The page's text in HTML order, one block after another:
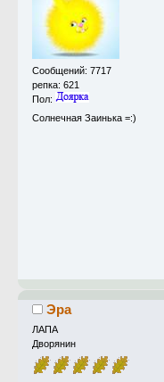
Сообщений: 7717
репка: 621
Пол:
Солнечная Заинька =:)
Эра
ЛАПА
Дворянин